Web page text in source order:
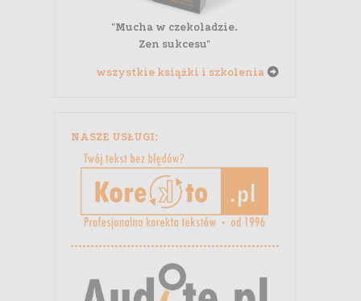
"Mucha w czekoladzie.
Zen sukcesu"
wszystkie książki i szkolenia
NASZE USŁUGI: